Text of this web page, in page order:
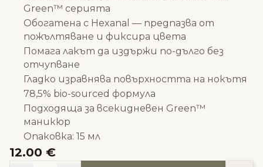
Green™ серията
Обогатена с Hexanal — предпазва от
пожълтяване и фиксира цвета
Помага лакът да издържи по-дълго без
отчупване
Гладко изравнява повърхността на нокътя
78,5% bio-sourced формула
Подходяща за всекидневен Green™
маникюр
Опаковка: 15 мл
12.00 €